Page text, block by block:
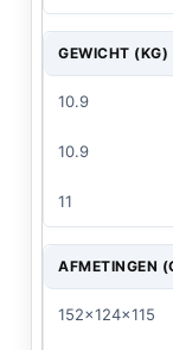
GEWICHT (KG)
10.9
10.9
11
AFMETINGEN
152x124x115